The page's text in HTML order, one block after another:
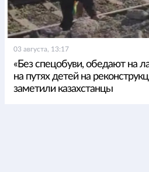
03 августа, 13:17
«Без спецобуви, обедают на
на путях детей на
заметили казахстанцы